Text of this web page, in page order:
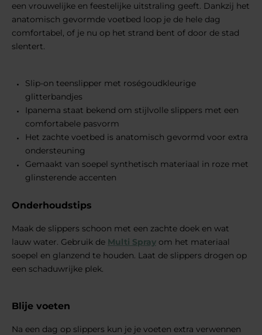
een vrouwelijke en feestelijke uitstraling geeft. Dankzij het
anatomisch gevormde voetbed loop je de hele dag
comfortabel, of je nu op het strand bent of door de stad
slentert.
Slip-on teenslipper met roségoudkleurige
glitterbandjes
Ipanema staat bekend om stijlvolle slippers met een
comfortabele pasvorm
Het zachte voetbed is anatomisch gevormd voor extra
ondersteuning
Gemaakt van soepel synthetisch materiaal in roze met
glinsterende accenten
Onderhoudstips
Maak de slippers schoon met een zachte doek en wat
lauw water. Gebruik de Multi Spray om het materiaal
soepel en glanzend te houden. Laat de slippers drogen op
een schaduwrijke plek.
Blije voeten
Na een dag op slippers kun je je voeten extra verwennen